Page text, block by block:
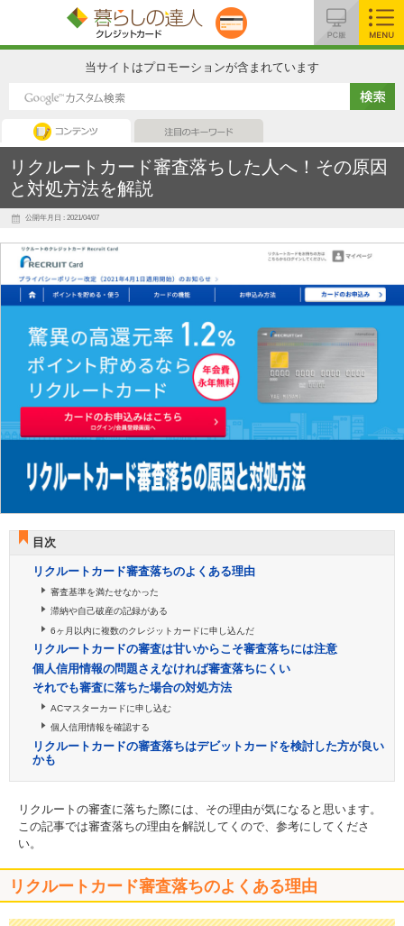
MENU
当サイトはプロモーションが含まれています
コンテンツ 注目のキーワード
リクルートカード審査落ちした人へ！その原因
と対処方法を解説
公開年月日 : 2021/04/07
目次
リクルートカード審査落ちのよくある理由
審査基準を満たせなかった
滞納や自己破産の記録がある
6ヶ月以内に複数のクレジットカードに申し込んだ
リクルートカードの審査は甘いからこそ審査落ちには注意
個人信用情報の問題さえなければ審査落ちにくい
それでも審査に落ちた場合の対処方法
ACマスターカードに申し込む
個人信用情報を確認する
リクルートカードの審査落ちはデビットカードを検討した方が良い
かも
リクルートの審査に落ちた際には、その理由が気になると思います。
この記事では審査落ちの理由を解説してくので、参考にしてくださ
い。
リクルートカード審査落ちのよくある理由